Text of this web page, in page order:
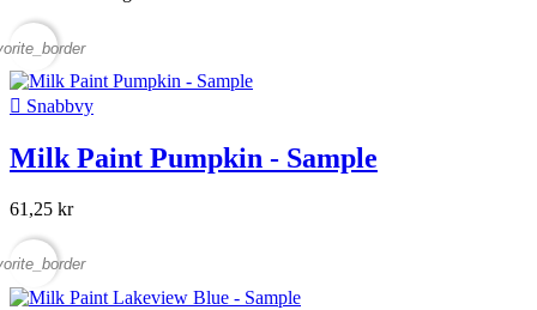
 Snabbvy
Milk Paint Pumpkin - Sample
61,25 kr